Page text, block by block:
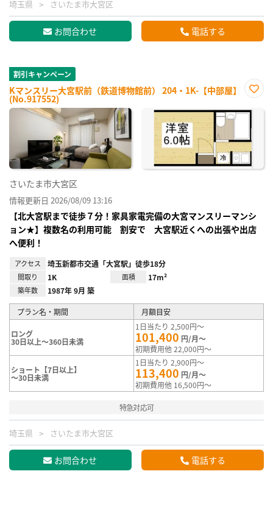
埼玉県 さいたま市大宮区
お問合わせ 電話する
割引キャンペーン
Kマンスリー大宮駅前（鉄道博物館前） 204・1K-【中部屋】
(No.917552)
に入
録
さいたま市大宮区
情報更新日 2026/08/09 13:16
【北大宮駅まで徒歩７分！家具家電完備の大宮マンスリーマンシ
ョン★】複数名の利用可能 割安で 大宮駅近くへの出張や出店
へ便利！
アクセス 埼玉新都市交通「大宮駅」徒歩18分
間取り 1K 面積 17m²
築年数 1987年 9月 築
プラン名・期間 月額目安
ロング
30日以上～360日未満
1日当たり 2,500円～
101,400 円/月～
初期費用他 22,000円～
ショート【7日以上】
～30日未満
1日当たり 2,900円～
113,400 円/月～
初期費用他 16,500円～
特急対応可
埼玉県 さいたま市大宮区
お問合わせ 電話する